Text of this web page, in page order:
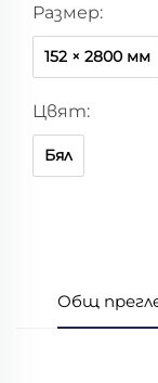
Размер:
152 × 2800 мм
Цвят:
Бял
Общ